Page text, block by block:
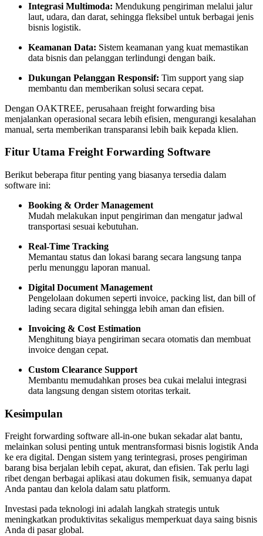
Integrasi Multimoda: Mendukung pengiriman melalui jalur
laut, udara, dan darat, sehingga fleksibel untuk berbagai jenis
bisnis logistik.
Keamanan Data: Sistem keamanan yang kuat memastikan
data bisnis dan pelanggan terlindungi dengan baik.
Dukungan Pelanggan Responsif: Tim support yang siap
membantu dan memberikan solusi secara cepat.
Dengan OAKTREE, perusahaan freight forwarding bisa
menjalankan operasional secara lebih efisien, mengurangi kesalahan
manual, serta memberikan transparansi lebih baik kepada klien.
Fitur Utama Freight Forwarding Software
Berikut beberapa fitur penting yang biasanya tersedia dalam
software ini:
Booking & Order Management
Mudah melakukan input pengiriman dan mengatur jadwal
transportasi sesuai kebutuhan.
Real-Time Tracking
Memantau status dan lokasi barang secara langsung tanpa
perlu menunggu laporan manual.
Digital Document Management
Pengelolaan dokumen seperti invoice, packing list, dan bill of
lading secara digital sehingga lebih aman dan efisien.
Invoicing & Cost Estimation
Menghitung biaya pengiriman secara otomatis dan membuat
invoice dengan cepat.
Custom Clearance Support
Membantu memudahkan proses bea cukai melalui integrasi
data langsung dengan sistem otoritas terkait.
Kesimpulan
Freight forwarding software all-in-one bukan sekadar alat bantu,
melainkan solusi penting untuk mentransformasi bisnis logistik Anda
ke era digital. Dengan sistem yang terintegrasi, proses pengiriman
barang bisa berjalan lebih cepat, akurat, dan efisien. Tak perlu lagi
ribet dengan berbagai aplikasi atau dokumen fisik, semuanya dapat
Anda pantau dan kelola dalam satu platform.
Investasi pada teknologi ini adalah langkah strategis untuk
meningkatkan produktivitas sekaligus memperkuat daya saing bisnis
Anda di pasar global.